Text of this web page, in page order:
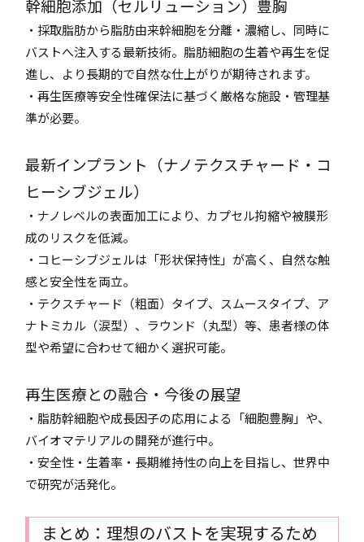
幹細胞添加（セルリューション）豊胸
・採取脂肪から脂肪由来幹細胞を分離・濃縮し、同時に
バストへ注入する最新技術。脂肪細胞の生着や再生を促
進し、より長期的で自然な仕上がりが期待されます。
・再生医療等安全性確保法に基づく厳格な施設・管理基
準が必要。
最新インプラント（ナノテクスチャード・コ
ヒーシブジェル）
・ナノレベルの表面加工により、カプセル拘縮や被膜形
成のリスクを低減。
・コヒーシブジェルは「形状保持性」が高く、自然な触
感と安全性を両立。
・テクスチャード（粗面）タイプ、スムースタイプ、ア
ナトミカル（涙型）、ラウンド（丸型）等、患者様の体
型や希望に合わせて細かく選択可能。
再生医療との融合・今後の展望
・脂肪幹細胞や成長因子の応用による「細胞豊胸」や、
バイオマテリアルの開発が進行中。
・安全性・生着率・長期維持性の向上を目指し、世界中
で研究が活発化。
まとめ：理想のバストを実現するため